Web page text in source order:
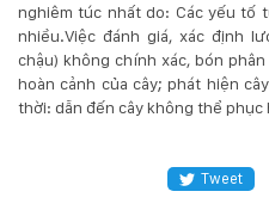
nghiêm túc nhất do: Các yếu tố
nhiều.Việc đánh giá, xác định
chậu) không chính xác, bón
hoàn cảnh của cây; phát hiện
thời: dẫn đến cây không thể phục
Tweet